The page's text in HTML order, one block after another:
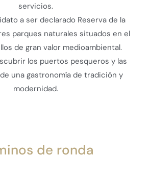
servicios.
a ser declarado Reserva de la
parques naturales situados en el
de gran valor medioambiental.
los puertos pesqueros y las
una gastronomía de tradición y
modernidad.
de ronda